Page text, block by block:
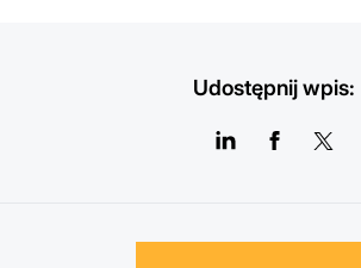
Udostępnij wpis: